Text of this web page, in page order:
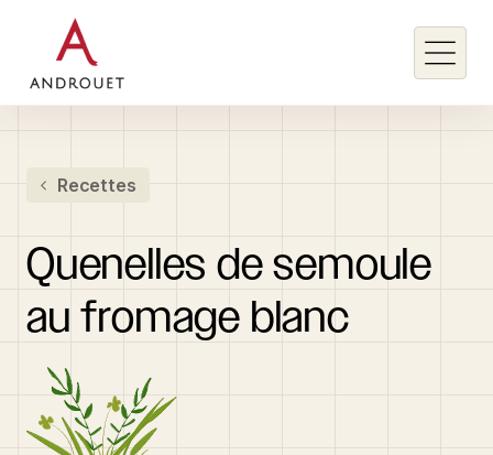
Rechercher un mot clé
Recettes
Quenelles de semoule
au fromage blanc